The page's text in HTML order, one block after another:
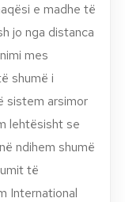
e madhe të
jo nga distanca
mes
shumë i
sistem arsimor
lehtësisht se
ndihem shumë
të
International